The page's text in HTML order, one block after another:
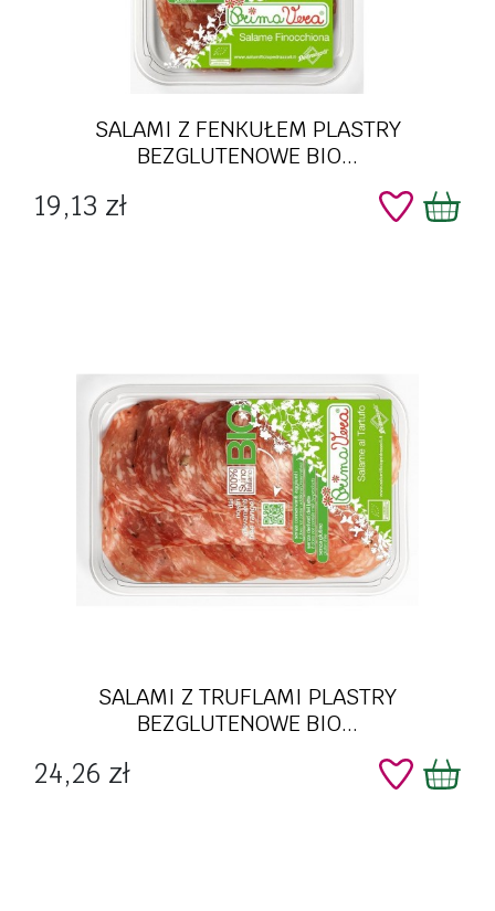
SALAMI Z FENKUŁEM PLASTRY
BEZGLUTENOWE BIO...
Cena
19,13 zł
SALAMI Z TRUFLAMI PLASTRY
BEZGLUTENOWE BIO...
Cena
24,26 zł